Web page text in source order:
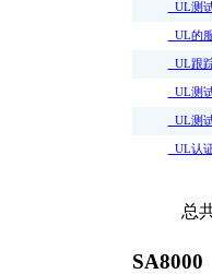
UL测
UL的
UL跟
UL测
UL测
UL认
总
SA8000